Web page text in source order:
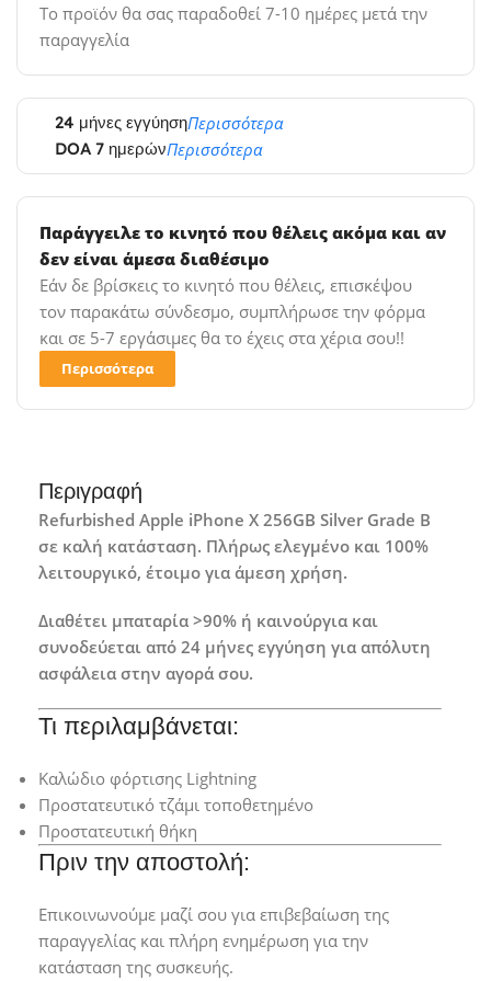
Το προϊόν θα σας παραδοθεί 7-10 ημέρες μετά την
παραγγελία
24 μήνες εγγύησηΠερισσότερα
DOA 7 ημερώνΠερισσότερα
Παράγγειλε το κινητό που θέλεις ακόμα και αν
δεν είναι άμεσα διαθέσιμο
Εάν δε βρίσκεις το κινητό που θέλεις, επισκέψου
τον παρακάτω σύνδεσμο, συμπλήρωσε την φόρμα
και σε 5-7 εργάσιμες θα το έχεις στα χέρια σου!!
Περισσότερα
Περιγραφή
Refurbished Apple iPhone X 256GB Silver Grade B
σε καλή κατάσταση. Πλήρως ελεγμένο και 100%
λειτουργικό, έτοιμο για άμεση χρήση.
Διαθέτει μπαταρία >90% ή καινούργια και
συνοδεύεται από 24 μήνες εγγύηση για απόλυτη
ασφάλεια στην αγορά σου.
Τι περιλαμβάνεται:
Καλώδιο φόρτισης Lightning
Προστατευτικό τζάμι τοποθετημένο
Προστατευτική θήκη
Πριν την αποστολή:
Επικοινωνούμε μαζί σου για επιβεβαίωση της
παραγγελίας και πλήρη ενημέρωση για την
κατάσταση της συσκευής.